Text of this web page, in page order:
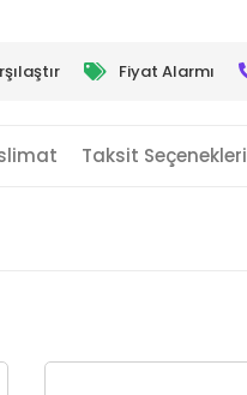
Fiyat Alarmı
Taksit Seçenekleri